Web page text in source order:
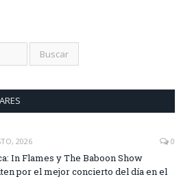
2026 0
In Flames y The Baboon Show
por el mejor concierto del día en el